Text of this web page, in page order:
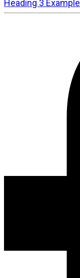
Heading 3 Example